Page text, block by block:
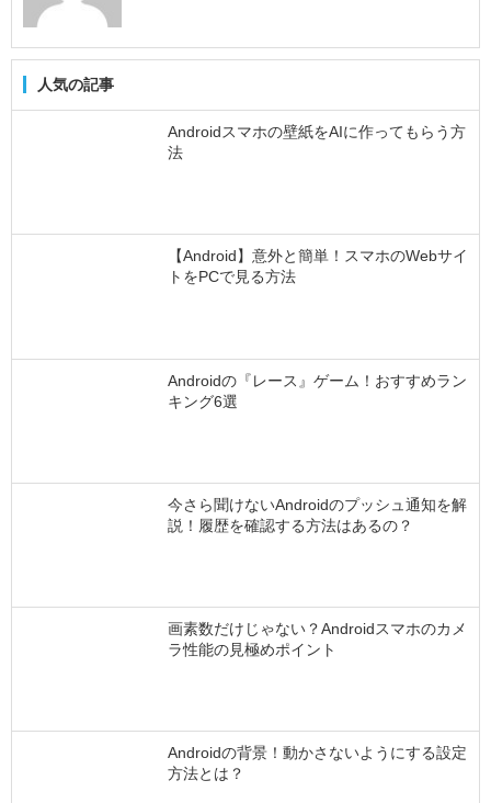
人気の記事
Androidスマホの壁紙をAIに作ってもらう方
法
【Android】意外と簡単！スマホのWebサイ
トをPCで見る方法
Androidの『レース』ゲーム！おすすめラン
キング6選
今さら聞けないAndroidのプッシュ通知を解
説！履歴を確認する方法はあるの？
画素数だけじゃない？Androidスマホのカメ
ラ性能の見極めポイント
Androidの背景！動かさないようにする設定
方法とは？